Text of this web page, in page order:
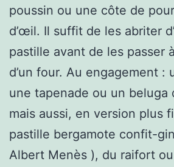
poussin ou une côte de
d’œil. Il suffit de les abriter
pastille avant de les passer
d’un four. Au engagement :
une tapenade ou un beluga
mais aussi, en version plus
pastille bergamote confit-
Albert Menès ), du raifort